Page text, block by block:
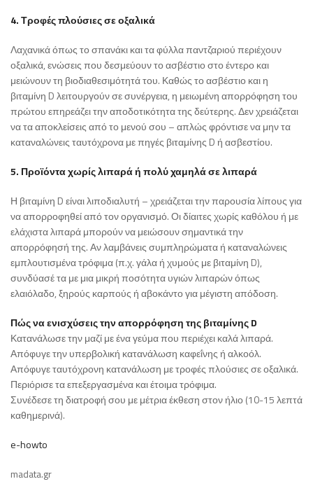
4. Τροφές πλούσιες σε οξαλικά
Λαχανικά όπως το σπανάκι και τα φύλλα παντζαριού περιέχουν
οξαλικά, ενώσεις που δεσμεύουν το ασβέστιο στο έντερο και
μειώνουν τη βιοδιαθεσιμότητά του. Καθώς το ασβέστιο και η
βιταμίνη D λειτουργούν σε συνέργεια, η μειωμένη απορρόφηση του
πρώτου επηρεάζει την αποδοτικότητα της δεύτερης. Δεν χρειάζεται
να τα αποκλείσεις από το μενού σου – απλώς φρόντισε να μην τα
καταναλώνεις ταυτόχρονα με πηγές βιταμίνης D ή ασβεστίου.
5. Προϊόντα χωρίς λιπαρά ή πολύ χαμηλά σε λιπαρά
Η βιταμίνη D είναι λιποδιαλυτή – χρειάζεται την παρουσία λίπους για
να απορροφηθεί από τον οργανισμό. Οι δίαιτες χωρίς καθόλου ή με
ελάχιστα λιπαρά μπορούν να μειώσουν σημαντικά την
απορρόφησή της. Αν λαμβάνεις συμπληρώματα ή καταναλώνεις
εμπλουτισμένα τρόφιμα (π.χ. γάλα ή χυμούς με βιταμίνη D),
συνδύασέ τα με μια μικρή ποσότητα υγιών λιπαρών όπως
ελαιόλαδο, ξηρούς καρπούς ή αβοκάντο για μέγιστη απόδοση.
Πώς να ενισχύσεις την απορρόφηση της βιταμίνης D
Κατανάλωσε την μαζί με ένα γεύμα που περιέχει καλά λιπαρά.
Απόφυγε την υπερβολική κατανάλωση καφεΐνης ή αλκοόλ.
Απόφυγε ταυτόχρονη κατανάλωση με τροφές πλούσιες σε οξαλικά.
Περιόρισε τα επεξεργασμένα και έτοιμα τρόφιμα.
Συνέδεσε τη διατροφή σου με μέτρια έκθεση στον ήλιο (10-15 λεπτά
καθημερινά).
e-howto
madata.gr